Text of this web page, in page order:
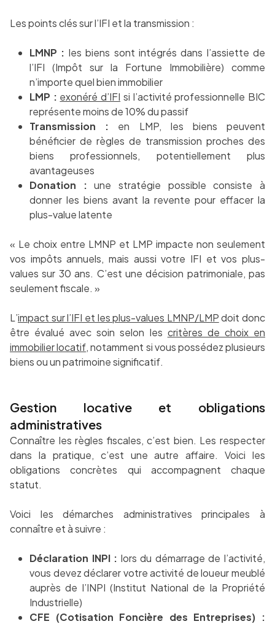
Les points clés sur l’IFI et la transmission :
LMNP : les biens sont intégrés dans l’assiette de
l’IFI (Impôt sur la Fortune Immobilière) comme
n’importe quel bien immobilier
LMP : exonéré d’IFI si l’activité professionnelle BIC
représente moins de 10% du passif
Transmission : en LMP, les biens peuvent
bénéficier de règles de transmission proches des
biens professionnels, potentiellement plus
avantageuses
Donation : une stratégie possible consiste à
donner les biens avant la revente pour effacer la
plus-value latente
« Le choix entre LMNP et LMP impacte non seulement
vos impôts annuels, mais aussi votre IFI et vos plus-
values sur 30 ans. C’est une décision patrimoniale, pas
seulement fiscale. »
L’impact sur l’IFI et les plus-values LMNP/LMPdoit donc
être évalué avec soin selon les critères de choix en
immobilier locatif, notamment si vous possédez plusieurs
biens ou un patrimoine significatif.
Gestion locative et obligations
administratives
Connaître les règles fiscales, c’est bien. Les respecter
dans la pratique, c’est une autre affaire. Voici les
obligations concrètes qui accompagnent chaque
statut.
Voici les démarches administratives principales à
connaître et à suivre :
Déclaration INPI : lors du démarrage de l’activité,
vous devez déclarer votre activité de loueur meublé
auprès de l’INPI (Institut National de la Propriété
Industrielle)
CFE (Cotisation Foncière des Entreprises) :